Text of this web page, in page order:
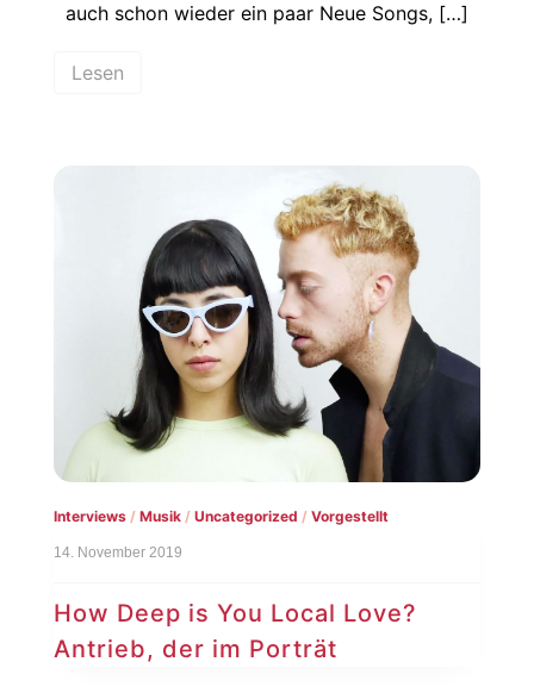
auch schon wieder ein paar Neue Songs, […]
Lesen
Interviews/ Musik/ Uncategorized / Vorgestellt
14. November 2019
How Deep is You Local Love?
Antrieb, der im Porträt